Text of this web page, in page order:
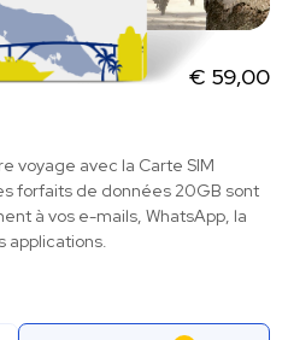
€ 59,00
voyage avec la Carte SIM
forfaits de données 20GB sont
à vos e-mails, WhatsApp, la
applications.